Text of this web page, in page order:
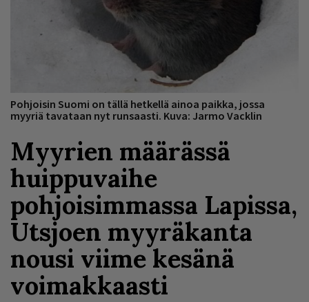
Pohjoisin Suomi on tällä hetkellä ainoa paikka, jossa
myyriä tavataan nyt runsaasti. Kuva: Jarmo Vacklin
Myyrien määrässä
huippuvaihe
pohjoisimmassa Lapissa,
Utsjoen myyräkanta
nousi viime kesänä
voimakkaasti